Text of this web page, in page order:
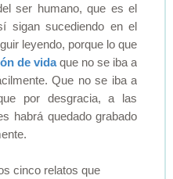
ser humano, que es el
sigan sucediendo en el
leyendo, porque lo que
de vidaque no se iba a
Que no se iba a
por desgracia, a las
habrá quedado grabado
cinco relatos que